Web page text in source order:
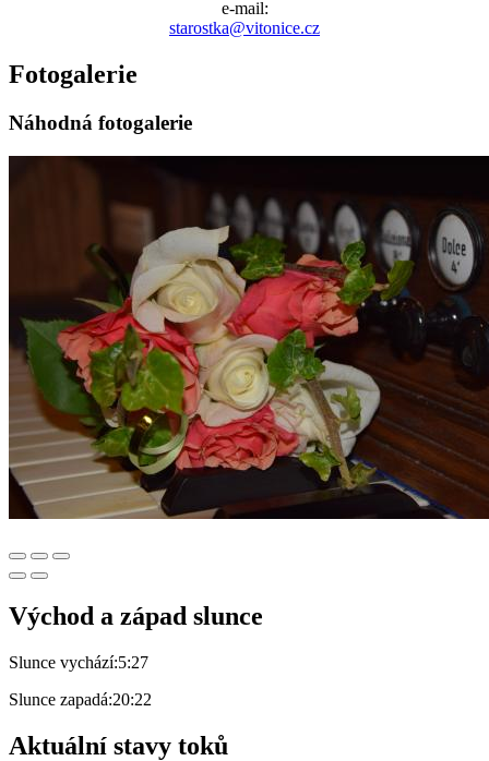
e-mail:
starostka@vitonice.cz
Fotogalerie
Náhodná fotogalerie
Východ a západ slunce
Slunce vychází:5:27
Slunce zapadá:20:22
Aktuální stavy toků